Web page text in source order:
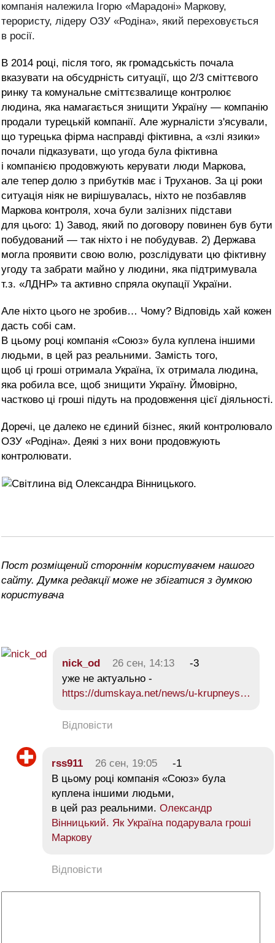
компанія належила Ігорю «Марадоні» Маркову,
терористу, лідеру ОЗУ «Родіна», який переховується
в росії.
В 2014 році, після того, як громадськість почала
вказувати на обсудрність ситуації, що 2/3 сміттєвого
ринку та комунальне сміттєзвалище контролює
людина, яка намагається знищити Україну — компанію
продали турецькій компанії. Але журналісти з'ясували,
що турецька фірма насправді фіктивна, а «злі язики»
почали підказувати, що угода була фіктивна
і компанією продовжують керувати люди Маркова,
але тепер долю з прибутків має і Труханов. За ці роки
ситуація ніяк не вирішувалась, ніхто не позбавляв
Маркова контроля, хоча були залізних підстави
для цього: 1) Завод, який по договору повинен був бути
побудований — так ніхто і не побудував. 2) Держава
могла проявити свою волю, розслідувати цю фіктивну
угоду та забрати майно у людини, яка підтримувала
т.з. «ЛДНР» та активно спряла окупації України.
Але ніхто цього не зробив… Чому? Відповідь хай кожен
дасть собі сам.
В цьому році компанія «Союз» була куплена іншими
людьми, в цей раз реальними. Замість того,
щоб ці гроші отримала Україна, їх отримала людина,
яка робила все, щоб знищити Україну. Ймовірно,
частково ці гроші підуть на продовження цієї діяльності.
Доречі, це далеко не єдиний бізнес, який контролювало
ОЗУ «Родіна». Деякі з них вони продовжують
контролювати.
Пост розміщений стороннім користувачем нашого
сайту. Думка редакції може не збігатися з думкою
користувача
nick_od 26 сен, 14:13
-3
уже не актуально -
https://dumskaya.net/news/u-krupneys…
Відповісти
rss911 26 сен, 19:05
-1
В цьому році компанія «Союз» була
куплена іншими людьми,
в цей раз реальними. Олександр
Вінницький. Як Україна подарувала гроші
Маркову
Відповісти